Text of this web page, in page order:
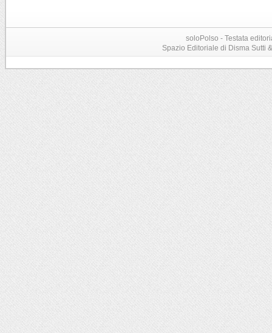
soloPolso - Testata
Spazio Editoriale di Disma Sutti